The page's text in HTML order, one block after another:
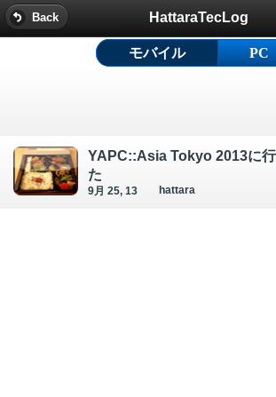
Back HattaraTecLog
YAPC::Asia Tokyo 2013に
た
9月 25, 13 hattara
モバイル PC